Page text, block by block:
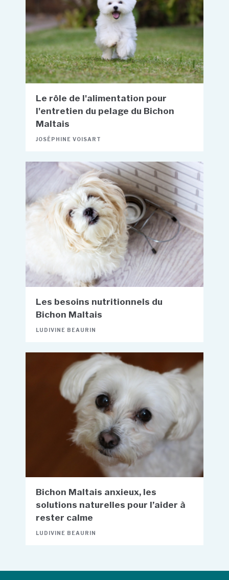
Le rôle de l'alimentation pour
l'entretien du pelage du Bichon
Maltais
JOSÉPHINE VOISART
Les besoins nutritionnels du
Bichon Maltais
LUDIVINE BEAURIN
Bichon Maltais anxieux, les
solutions naturelles pour l’aider à
rester calme
LUDIVINE BEAURIN